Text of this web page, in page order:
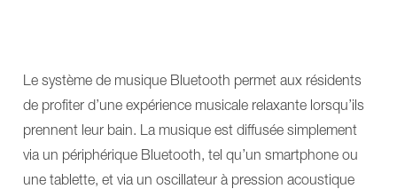
Le système de musique Bluetooth permet aux résidents
de profiter d’une expérience musicale relaxante lorsqu’ils
prennent leur bain. La musique est diffusée simplement
via un périphérique Bluetooth, tel qu’un smartphone ou
une tablette, et via un oscillateur à pression acoustique